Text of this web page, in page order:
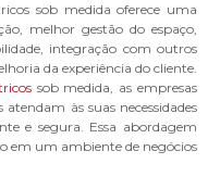
sob medida oferece uma
melhor gestão do espaço,
integração com outros
da experiência do cliente.
sob medida, as empresas
às suas necessidades
e segura. Essa abordagem
em um ambiente de negócios